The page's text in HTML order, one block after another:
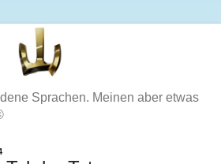
Sprachen. Meinen aber etwas